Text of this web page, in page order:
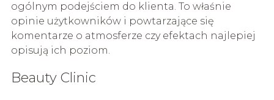
ogólnym podejściem do klienta. To właśnie
opinie użytkowników i powtarzające się
komentarze o atmosferze czy efektach najlepiej
opisują ich poziom.
Beauty Clinic